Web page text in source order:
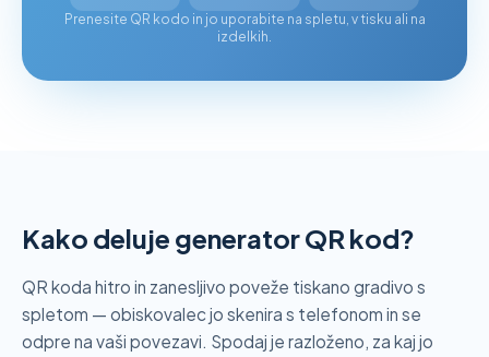
Prenesite QR kodo in jo uporabite na spletu, v tisku ali na
izdelkih.
Kako deluje generator QR kod?
QR koda hitro in zanesljivo poveže tiskano gradivo s
spletom — obiskovalec jo skenira s telefonom in se
odpre na vaši povezavi. Spodaj je razloženo, za kaj jo